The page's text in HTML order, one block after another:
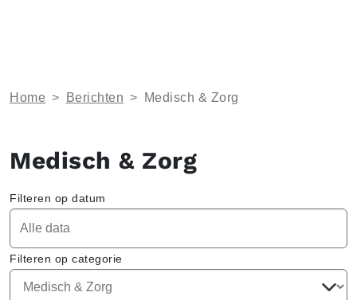
Home > Berichten > Medisch & Zorg
Medisch & Zorg
Filteren op datum
Filteren op categorie